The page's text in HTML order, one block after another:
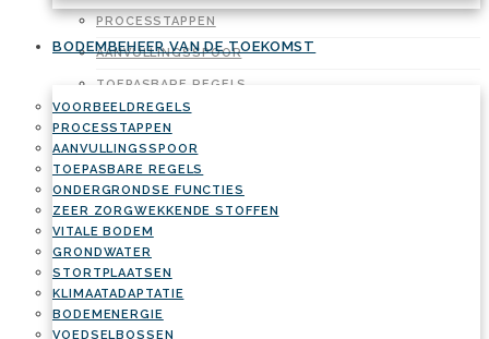
BODEMBEHEER VAN DE TOEKOMST
VOORBEELDREGELS
PROCESSTAPPEN
AANVULLINGSSPOOR
TOEPASBARE REGELS
ONDERGRONDSE FUNCTIES
ZEER ZORGWEKKENDE STOFFEN
VITALE BODEM
GRONDWATER
STORTPLAATSEN
KLIMAATADAPTATIE
BODEMENERGIE
VOEDSELBOSSEN
PROCESSTAPPEN
AANVULLINGSSPOOR
TOEPASBARE REGELS
ONDERGRONDSE FUNCTIES
ZEER ZORGWEKKENDE STOFFEN
VITALE BODEM
GRONDWATER
STORTPLAATSEN
KLIMAATADAPTATIE